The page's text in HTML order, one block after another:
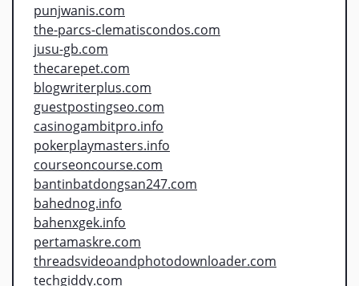
punjwanis.com
the-parcs-clematiscondos.com
jusu-gb.com
thecarepet.com
blogwriterplus.com
guestpostingseo.com
casinogambitpro.info
pokerplaymasters.info
courseoncourse.com
bantinbatdongsan247.com
bahednog.info
bahenxgek.info
pertamaskre.com
threadsvideoandphotodownloader.com
techgiddy.com